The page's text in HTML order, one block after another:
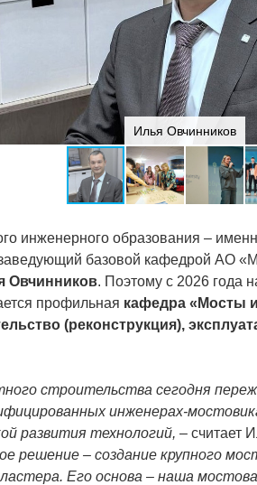
Илья Овчинников
инженерного образования –
базовой кафедрой АО
Овчинников. Поэтому с 2026 года
профильная кафедра «Мосты
(реконструкция),
строительства сегодня
инженерах-
развития технологий, – считает
решение – создание крупного
Его основа – наша